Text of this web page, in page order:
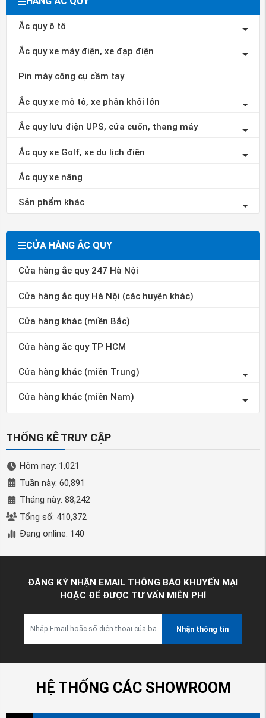
Ắc quy ô tô
Ắc quy xe máy điện, xe đạp điện
Pin máy công cụ cầm tay
Ắc quy xe mô tô, xe phân khối lớn
Ắc quy lưu điện UPS, cửa cuốn, thang máy
Ắc quy xe Golf, xe du lịch điện
Ắc quy xe nâng
Sản phẩm khác
CỬA HÀNG ẮC QUY
Cửa hàng ắc quy 247 Hà Nội
Cửa hàng ắc quy Hà Nội (các huyện khác)
Cửa hàng khác (miền Bắc)
Cửa hàng ắc quy TP HCM
Cửa hàng khác (miền Trung)
Cửa hàng khác (miền Nam)
THỐNG KÊ TRUY CẬP
Hôm nay: 1,021
Tuần này: 60,891
Tháng này: 88,242
Tổng số: 410,372
Đang online: 140
ĐĂNG KÝ NHẬN EMAIL THÔNG BÁO KHUYẾN MẠI
HOẶC ĐỂ ĐƯỢC TƯ VẤN MIỄN PHÍ
Nhận thông tin
HỆ THỐNG CÁC SHOWROOM